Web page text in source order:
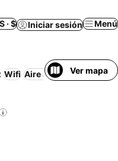
· $ Iniciar sesión Menú
Wifi Aire acondicionado
Ver mapa